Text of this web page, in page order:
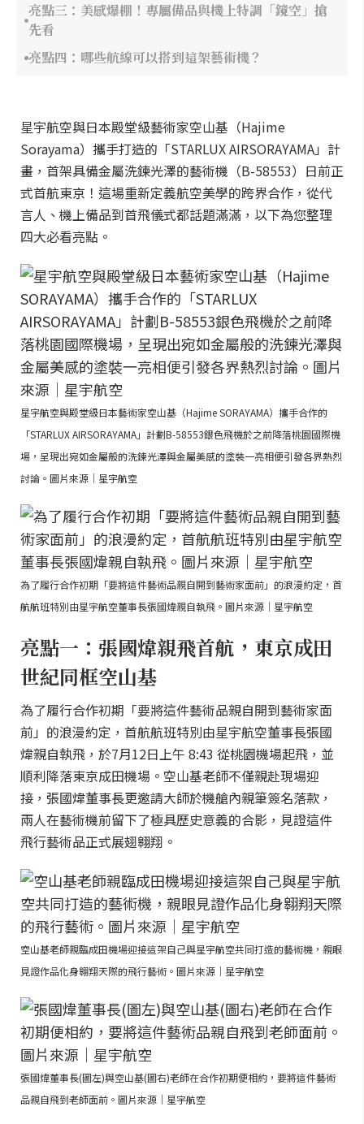
亮點三：美感爆棚！專屬備品與機上特調「鏡空」搶
先看
亮點四：哪些航線可以搭到這架藝術機？
星宇航空與日本殿堂級藝術家空山基（Hajime
Sorayama）攜手打造的「STARLUX AIRSORAYAMA」計
畫，首架具備金屬洗鍊光澤的藝術機（B-58553）日前正
式首航東京！這場重新定義航空美學的跨界合作，從代
言人、機上備品到首飛儀式都話題滿滿，以下為您整理
四大必看亮點。
星宇航空與殿堂級日本藝術家空山基（Hajime SORAYAMA）攜手合作的
「STARLUX AIRSORAYAMA」計劃B-58553銀色飛機於之前降落桃園國際機
場，呈現出宛如金屬般的洗鍊光澤與金屬美感的塗裝一亮相便引發各界熱烈
討論。圖片來源｜星宇航空
為了履行合作初期「要將這件藝術品親自開到藝術家面前」的浪漫約定，首
航航班特別由星宇航空董事長張國煒親自執飛。圖片來源｜星宇航空
亮點一：張國煒親飛首航，東京成田
世紀同框空山基
為了履行合作初期「要將這件藝術品親自開到藝術家面
前」的浪漫約定，首航航班特別由星宇航空董事長張國
煒親自執飛，於7月12日上午 8:43 從桃園機場起飛，並
順利降落東京成田機場。空山基老師不僅親赴現場迎
接，張國煒董事長更邀請大師於機艙內親筆簽名落款，
兩人在藝術機前留下了極具歷史意義的合影，見證這件
飛行藝術品正式展翅翱翔。
空山基老師親臨成田機場迎接這架自己與星宇航空共同打造的藝術機，親眼
見證作品化身翱翔天際的飛行藝術。圖片來源｜星宇航空
張國煒董事長(圖左)與空山基(圖右)老師在合作初期便相約，要將這件藝術
品親自飛到老師面前。圖片來源｜星宇航空